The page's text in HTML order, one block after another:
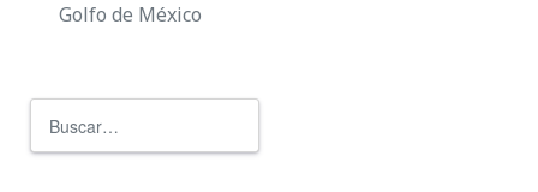
Golfo de México